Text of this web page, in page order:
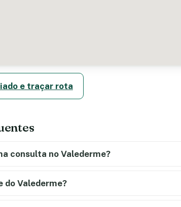
e traçar rota
consulta no Valederme?
do Valederme?